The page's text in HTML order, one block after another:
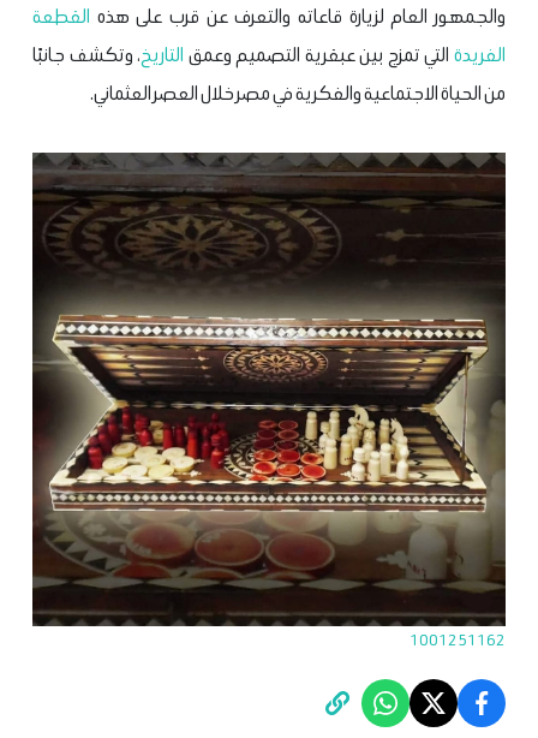
والجمهور العام لزيارة قاعاته والتعرف عن قرب على هذه القطعة
الفريدةالتي تمزج بين عبقرية التصميم وعمق التاريخ، وتكشف جانبًا
من الحياة الاجتماعية والفكرية في مصر خلال العصر العثماني.
1001251162